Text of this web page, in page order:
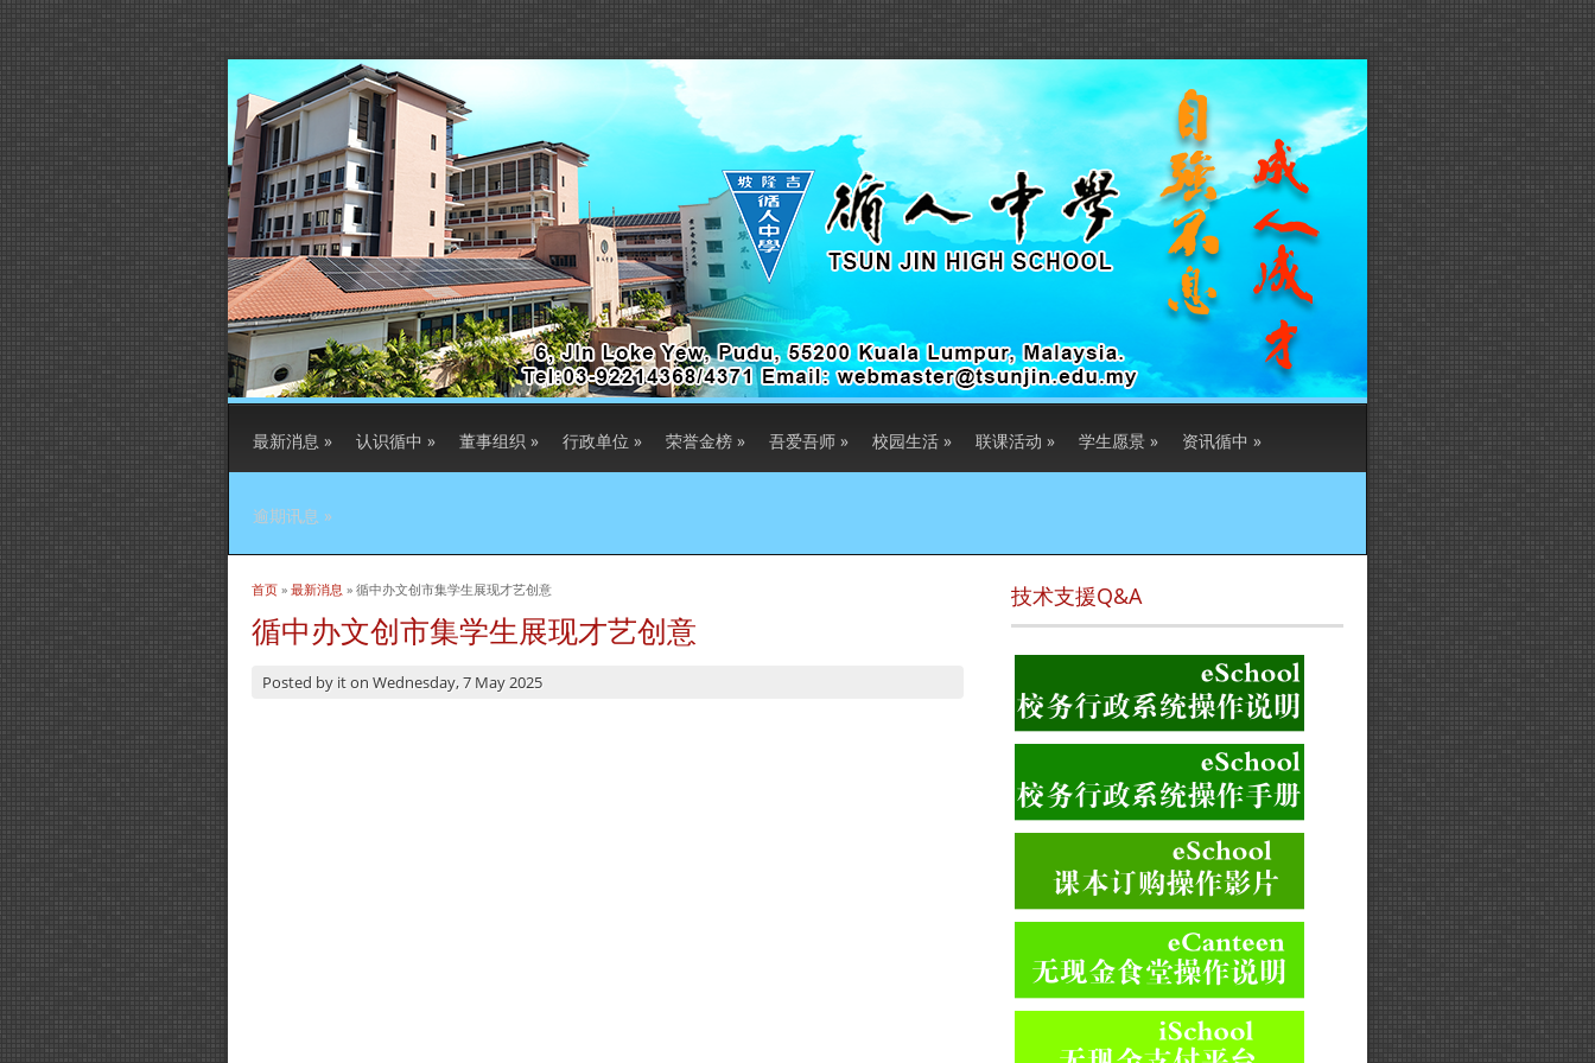
最新消息 » 认识循中 » 董事组织 » 行政单位 » 荣誉金榜 » 吾爱吾师 » 校园生活 » 联课活动 » 学生愿景 » 资讯循中 »
逾期讯息 »
当前位置
首页 » 最新消息 » 循中办文创市集学生展现才艺创意
循中办文创市集学生展现才艺创意
Posted by iton Wednesday, 7 May 2025
技术支援Q&A